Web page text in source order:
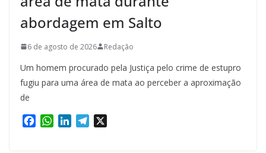
abordagem em Salto
6 de agosto de 2026 Redação
Um homem procurado pela Justiça pelo crime de estupro
fugiu para uma área de mata ao perceber a aproximação
de
W